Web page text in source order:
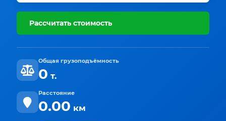
Рассчитать стоимость
Общая грузоподъёмность
0 т.
Расстояние
0.00 км